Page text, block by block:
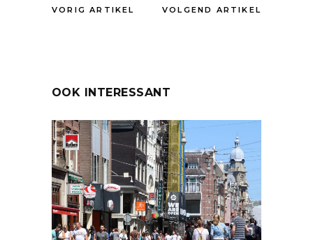
VORIG ARTIKEL VOLGEND ARTIKEL
OOK INTERESSANT